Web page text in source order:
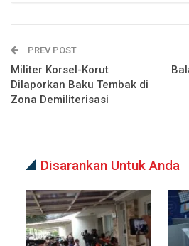
PREV POST
Militer Korsel-Korut
Dilaporkan Baku Tembak di
Zona Demiliterisasi
Disarankan Untuk Anda